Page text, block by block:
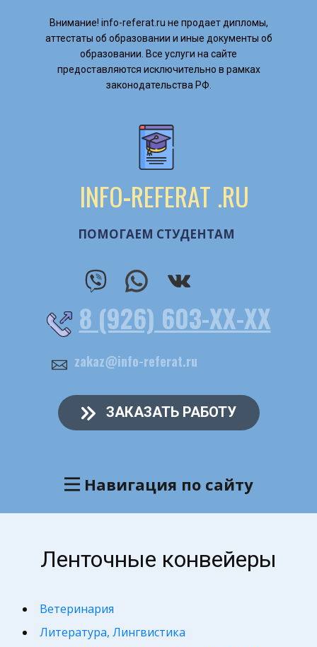
Внимание! ​info-referat.ru не продает дипломы,
аттестаты об образовании и иные документы об
образовании. Все услуги на сайте
предоставляются исключительно в рамках
законодательства РФ.
INFO-REFERAT .RU
ПОМОГАЕМ СТУДЕНТАМ
8 (926) 603-ХХ-ХХ
ЗАКАЗАТЬ РАБОТУ
zakaz@info-referat.ru
Навигация по сайту
Ленточные конвейеры
Ветеринария
Литература, Лингвистика